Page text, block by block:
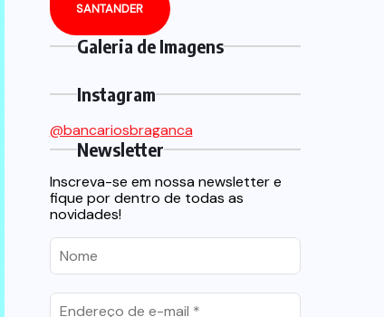
SANTANDER
Galeria de Imagens
Instagram
@bancariosbraganca
Newsletter
Inscreva-se em nossa newsletter e
fique por dentro de todas as
novidades!